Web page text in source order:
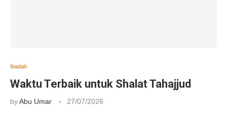
Ibadah
Waktu Terbaik untuk Shalat Tahajjud
byAbu Umar 27/07/2026